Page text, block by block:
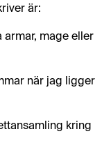
är:
armar, mage eller
när jag ligger
kring